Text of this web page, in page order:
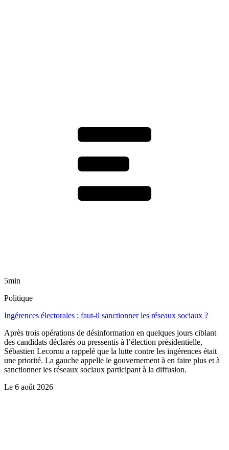
5min
Politique
Ingérences électorales : faut-il sanctionner les réseaux sociaux ?
Après trois opérations de désinformation en quelques jours ciblant
des candidats déclarés ou pressentis à l’élection présidentielle,
Sébastien Lecornu a rappelé que la lutte contre les ingérences était
une priorité. La gauche appelle le gouvernement à en faire plus et à
sanctionner les réseaux sociaux participant à la diffusion.
Le 6 août 2026